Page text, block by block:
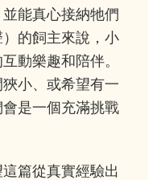
能真心接納牠們
的飼主來說，小
動樂趣和陪伴。
小、或希望有一
是一個充滿挑戰
篇從真實經驗出